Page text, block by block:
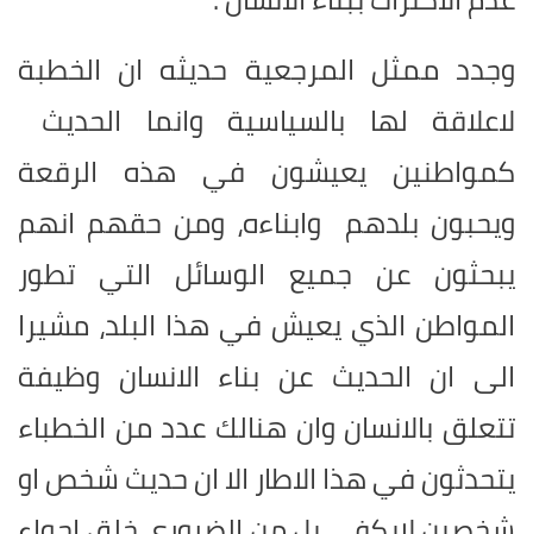
وجدد ممثل المرجعية حديثه ان الخطبة
لاعلاقة لها بالسياسية وانما الحديث
كمواطنين يعيشون في هذه الرقعة
ويحبون بلدهم وابناءه، ومن حقهم انهم
يبحثون عن جميع الوسائل التي تطور
المواطن الذي يعيش في هذا البلد، مشيرا
الى ان الحديث عن بناء الانسان وظيفة
تتعلق بالانسان وان هنالك عدد من الخطباء
يتحدثون في هذا الاطار الا ان حديث شخص او